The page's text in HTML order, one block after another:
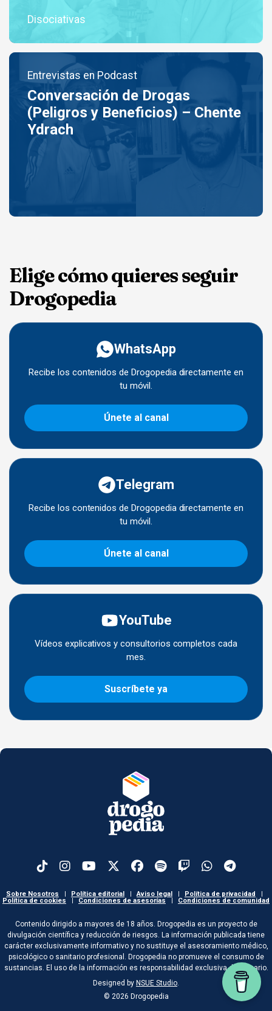
Disociativas
Entrevistas en Podcast
Conversación de Drogas
(Peligros y Beneficios) – Chente
Ydrach
Elige cómo quieres seguir
Drogopedia
WhatsApp
Recibe los contenidos de Drogopedia directamente en
tu móvil.
Únete al canal
Telegram
Recibe los contenidos de Drogopedia directamente en
tu móvil.
Únete al canal
YouTube
Vídeos explicativos y consultorios completos cada
mes.
Suscríbete ya
Sobre Nosotros Política editorial Aviso legal Política de privacidad
Política de cookies
Condiciones de asesorías Condiciones de comunidad
Contenido dirigido a mayores de 18 años. Drogopedia es un proyecto de
divulgación científica y reducción de riesgos. La información publicada tiene
carácter exclusivamente informativo y no sustituye el asesoramiento médico,
psicológico o sanitario profesional. Drogopedia no promueve el consumo de
sustancias. El uso de la información es responsabilidad exclusiva del usuario.
Designed by NSUE Studio.
© 2026 Drogopedia